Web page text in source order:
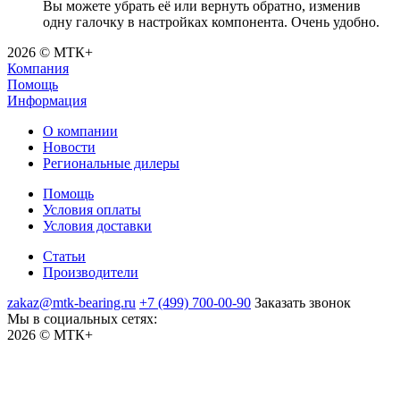
Вы можете убрать её или вернуть обратно, изменив
одну галочку в настройках компонента. Очень удобно.
2026 © МТК+
Компания
Помощь
Информация
О компании
Новости
Региональные дилеры
Помощь
Условия оплаты
Условия доставки
Статьи
Производители
zakaz@mtk-bearing.ru +7 (499) 700-00-90 Заказать звонок
Мы в социальных сетях:
2026 © МТК+